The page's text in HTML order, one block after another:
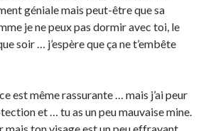
géniale mais peut-être que sa
je ne peux pas dormir avec toi, le
soir … j’espère que ça ne t’embête
est même rassurante … mais j’ai peur
et … tu as un peu mauvaise mine.